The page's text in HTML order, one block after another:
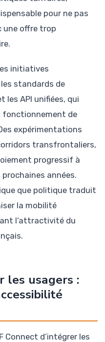
pour ne pas
une offre trop
initiatives
standards de
les API unifiées, qui
fonctionnement de
expérimentations
transfrontaliers,
progressif à
années.
que politique traduit
la mobilité
l’attractivité du
les usagers :
Connect d’intégrer les